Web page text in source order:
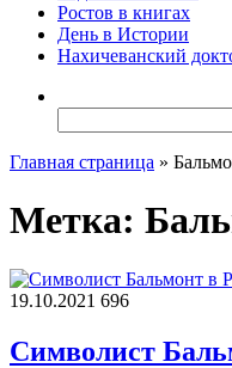
Ростов в книгах
День в Истории
Нахичеванский
Главная страница »
Метка:
19.10.2021 696
Символист